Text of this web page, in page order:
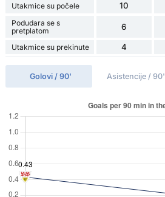
Utakmice su počele 10
Podudara se s
pretplatom
6
Utakmice su prekinute 4
Golovi / 90' Asistencije / 90'